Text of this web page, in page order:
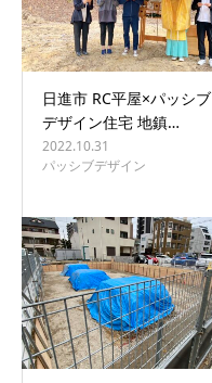
日進市 RC平屋×パッシブ
デザイン住宅 地鎮…
2022.10.31
パッシブデザイン